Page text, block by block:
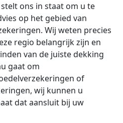
ons in staat om u te
op het gebied van
Wij weten precies
regio belangrijk zijn en
van de juiste dekking
gaat om
of
wij kunnen u
dat aansluit bij uw